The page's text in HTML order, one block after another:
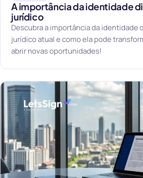
A importância da identidade
jurídico
Descubra a importância da identidade
jurídico atual e como ela pode
abrir novas oportunidades!